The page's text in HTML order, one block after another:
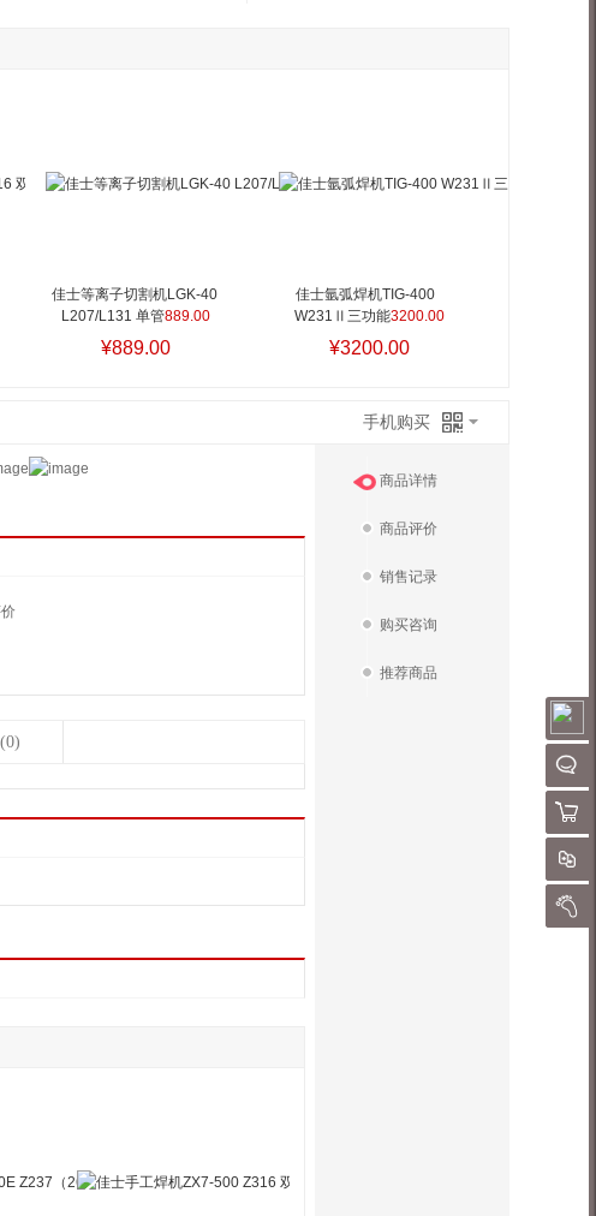
聊
购物
对
我的
佳士等离子切割机LGK-40
L207/L131 单管889.00
¥889.00
佳士氩弧焊机TIG-400
W231Ⅱ三功能3200.00
¥3200.00
手机购买
商品详情
商品评价
销售记录
购买咨询
推荐商品